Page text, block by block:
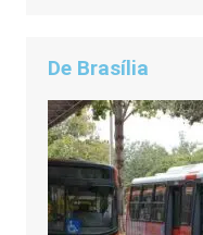
De Brasília